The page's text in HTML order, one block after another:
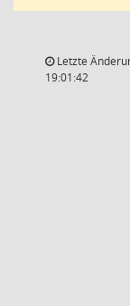
Letzte
19:01:42